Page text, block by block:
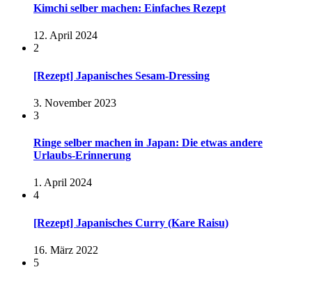
Kimchi selber machen: Einfaches Rezept
12. April 2024
2
[Rezept] Japanisches Sesam-Dressing
3. November 2023
3
Ringe selber machen in Japan: Die etwas andere
Urlaubs-Erinnerung
1. April 2024
4
[Rezept] Japanisches Curry (Kare Raisu)
16. März 2022
5